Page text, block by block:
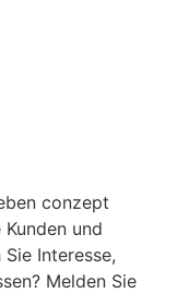
conzept
und
Interesse,
Melden Sie